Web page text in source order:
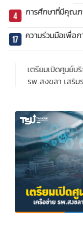
การศึกษาที่มีคุณ
ความร่วมมือเพื่อ
เตรียมเปิดศูนย์
รพ.สงขลา เสริม